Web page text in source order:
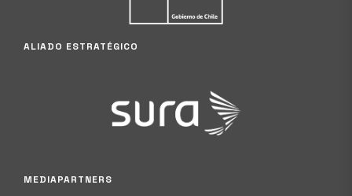
ALIADO ESTRATÉGICO
MEDIAPARTNERS